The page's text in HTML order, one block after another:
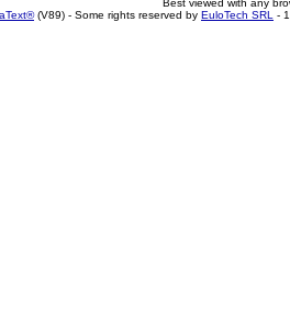
Best viewed with any
(V89) - Some rights reserved by EuloTech SRL -